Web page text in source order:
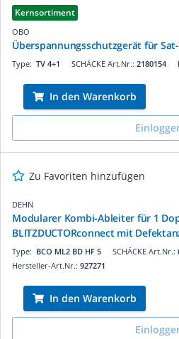
Kernsortiment
OBO
Überspannungsschutzgerät für
SCHÄCKE Art.Nr.: 2180154
Type: TV 4+1
In den Warenkorb
Zu Favoriten hinzufügen
DEHN
Modularer Kombi-Ableiter für 1
BLITZDUCTORconnect mit
SCHÄCKE Art.Nr.:
Type: BCO ML2 BD HF 5
Hersteller-Art.Nr.: 927271
In den Warenkorb